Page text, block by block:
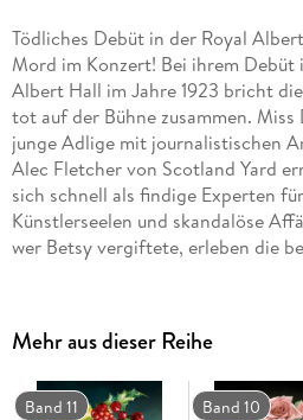
Tödliches Debüt in der Royal
Mord im Konzert! Bei ihrem Debüt
Albert Hall im Jahre 1923 bricht
tot auf der Bühne zusammen.
junge Adlige mit journalistischen
Alec Fletcher von Scotland Yard
sich schnell als findige Experten
Künstlerseelen und skandalöse
wer Betsy vergiftete, erleben die
fürchten, dienstbare Butler, einen
erfolgreichen Kommissar, dazu
Hauptfigur." The Oregonian.
Mehr aus dieser Reihe
Band 11 Band 10